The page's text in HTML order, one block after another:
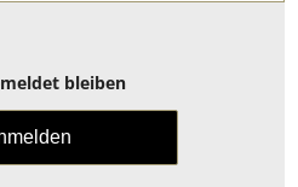
bleiben